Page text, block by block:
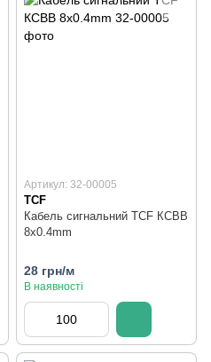
Артикул: 32-00005
TCF
Кабель сигнальний TCF КСВВ
8x0.4mm
28 грн/м
В наявності